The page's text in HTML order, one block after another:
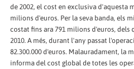
de 2002, el cost en exclusiva d'aquesta
milions d'euros. Per la seva banda, els
costat fins ara 791 milions d'euros, dels
2010. A més, durant l'any passat
82.300.000 d'euros. Malauradament, la
informa del cost global de totes les